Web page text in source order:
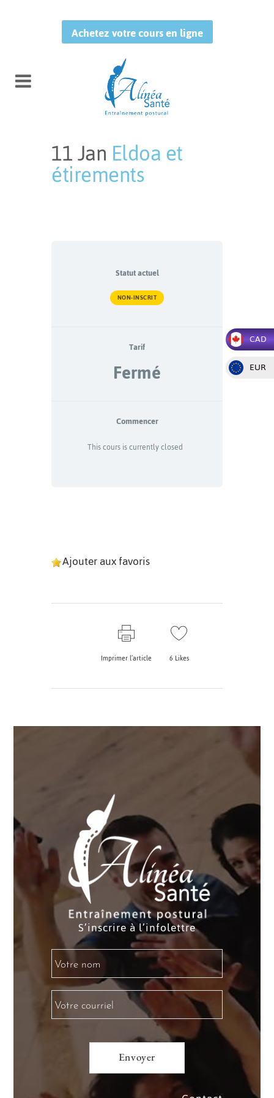
CAD
EUR
Achetez votre cours en ligne
11 JanEldoa et
étirements
Statut actuel
NON-INSCRIT
Tarif
Fermé
Commencer
This cours is currently closed
Ajouter aux favoris
Imprimer l’article 6 Likes
S’inscrire à l’infolettre